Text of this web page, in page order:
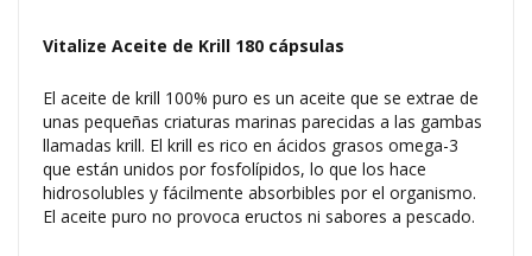
Vitalize Aceite de Krill 180 cápsulas
El aceite de krill 100% puro es un aceite que se extrae de
unas pequeñas criaturas marinas parecidas a las gambas
llamadas krill. El krill es rico en ácidos grasos omega-3
que están unidos por fosfolípidos, lo que los hace
hidrosolubles y fácilmente absorbibles por el organismo.
El aceite puro no provoca eructos ni sabores a pescado.